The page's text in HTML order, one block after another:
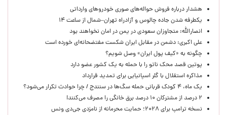
هشدار درباره فروش حواله‌های صوری خودروهای وارداتی
یکطرفه شدن جاده چالوس و آزادراه تهران–شمال از ساعت ۱۴
انصارالله: متجاوزان سعودی در یمن در امان نخواهند بود
علی اکبری: دشمن در مقابل ایران شکست مفتضحانه‌ای خورده است
چگونه به «کیف پول ایران» وصل شویم؟
پوتین قصد محک ناتو را با حمله به یک کشور عضو دارد
مذاکره استقلال با گلر اسپانیایی برای تمدید قرارداد
یک ماه، ۴ کودک قربانی حمله سگ‌ها در سنندج / چرا حوادث تکرار می‌شود؟
۲ درصد از مشترکان ۱۰ درصد برق خانگی را مصرف می‌کنند!
نسخه ترامپ برای ۲۰۲۸؛ حمایت محرمانه از نامزدی جی‌دی ونس